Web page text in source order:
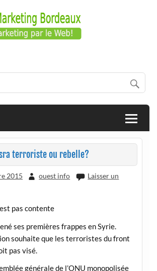
Bordeaux
CRM Dolibarr | Bordeaux
terroriste ou rebelle?
2015 ouest info
Laisser un
pas contente
ses premières frappes en Syrie.
souhaite que les terroristes du front
pas visé.
générale de l’ONU monopolisée